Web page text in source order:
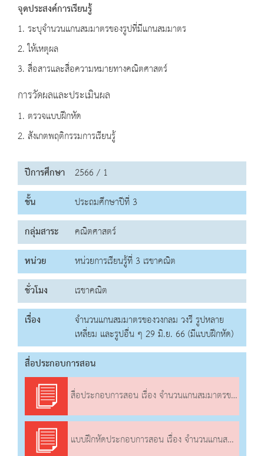
จุดประสงค์การเรียนรู้
1. ระบุจำนวนแกนสมมาตรของรูปที่มีแกนสมมาตร
2. ให้เหตุผล
3. สื่อสารและสื่อความหมายทางคณิตศาสตร์
การวัดผลและประเมินผล
1. ตรวจแบบฝึกหัด
2. สังเกตพฤติกรรมการเรียนรู้
ปีการศึกษา 2566 / 1
ชั้น
ประถมศึกษาปีที่ 3
กลุ่มสาระ
คณิตศาสตร์
หน่วย
หน่วยการเรียนรู้ที่ 3 เรขาคณิต
ชั่วโมง
เรขาคณิต
เรื่อง
จำนวนแกนสมมาตรของวงกลม วงรี รูปหลาย
เหลี่ยม และรูปอื่น ๆ 29 มิ.ย. 66 (มีแบบฝึกหัด)
สื่อประกอบการสอน
สื่อประกอบการสอน เรื่อง จำนวนแกนสมมาตรของวงกลม วงรี รูปหลายเหลี่ยม และรูปอื่น ๆ
แบบฝึกหัดประกอบการสอน เรื่อง จำนวนแกนสมมาตรของวงกลม วงรี รูปหลายเหลี่ยม และรูปอื่น ๆ